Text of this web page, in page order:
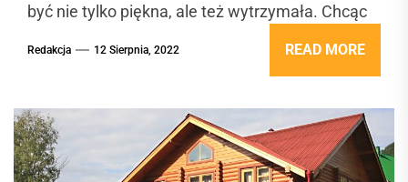
być nie tylko piękna, ale też wytrzymała. Chcąc
Redakcja 12 Sierpnia, 2022 READ MORE